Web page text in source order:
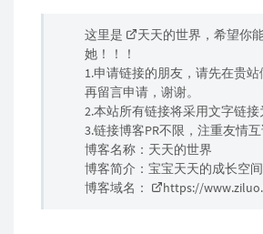
这里是 天天的世界 ，希望你
她！！！
1.申请链接的朋友，请先在贵站
再留言申请，谢谢。
2.本站所有链接将采用文字链接
3.链接博客PR不限，注重友情互
博客名称：天天的世界
博客简介：宝宝天天的成长空间
博客域名：
https://